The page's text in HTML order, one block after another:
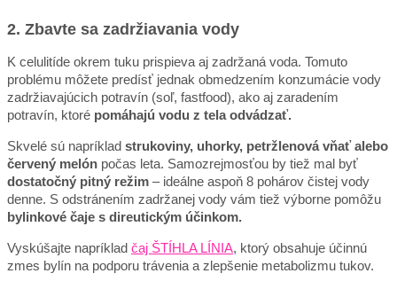
2. Zbavte sa zadržiavania vody
K celulitíde okrem tuku prispieva aj zadržaná voda. Tomuto
problému môžete predísť jednak obmedzením konzumácie vody
zadržiavajúcich potravín (soľ, fastfood), ako aj zaradením
potravín, ktoré pomáhajú vodu z tela odvádzať.
Skvelé sú napríklad strukoviny, uhorky, petržlenová vňať alebo
červený melón počas leta. Samozrejmosťou by tiež mal byť
dostatočný pitný režim – ideálne aspoň 8 pohárov čistej vody
denne. S odstránením zadržanej vody vám tiež výborne pomôžu
bylinkové čaje s direutickým účinkom.
Vyskúšajte napríklad čaj ŠTÍHLA LÍNIA, ktorý obsahuje účinnú
zmes bylín na podporu trávenia a zlepšenie metabolizmu tukov.